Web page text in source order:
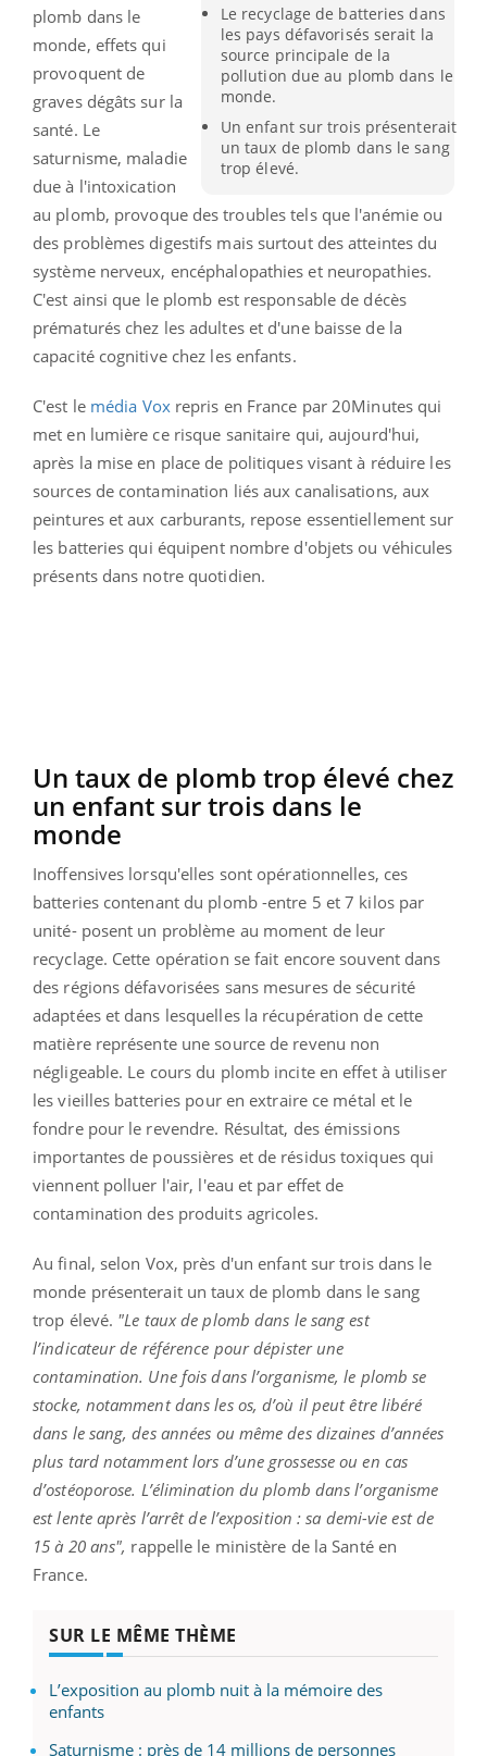
Le recyclage de batteries dans
les pays défavorisés serait la
source principale de la
pollution due au plomb dans le
monde.
Un enfant sur trois présenterait
un taux de plomb dans le sang
trop élevé.
plomb dans le
monde, effets qui
provoquent de
graves dégâts sur la
santé. Le
saturnisme, maladie
due à l'intoxication
au plomb, provoque des troubles tels que l'anémie ou
des problèmes digestifs mais surtout des atteintes du
système nerveux, encéphalopathies et neuropathies.
C'est ainsi que le plomb est responsable de décès
prématurés chez les adultes et d'une baisse de la
capacité cognitive chez les enfants.
C'est le média Voxrepris en France par 20Minutes qui
met en lumière ce risque sanitaire qui, aujourd'hui,
après la mise en place de politiques visant à réduire les
sources de contamination liés aux canalisations, aux
peintures et aux carburants, repose essentiellement sur
les batteries qui équipent nombre d'objets ou véhicules
présents dans notre quotidien.
Un taux de plomb trop élevé chez
un enfant sur trois dans le
monde
Inoffensives lorsqu'elles sont opérationnelles, ces
batteries contenant du plomb -entre 5 et 7 kilos par
unité- posent un problème au moment de leur
recyclage. Cette opération se fait encore souvent dans
des régions défavorisées sans mesures de sécurité
adaptées et dans lesquelles la récupération de cette
matière représente une source de revenu non
négligeable. Le cours du plomb incite en effet à utiliser
les vieilles batteries pour en extraire ce métal et le
fondre pour le revendre. Résultat, des émissions
importantes de poussières et de résidus toxiques qui
viennent polluer l'air, l'eau et par effet de
contamination des produits agricoles.
Au final, selon Vox, près d'un enfant sur trois dans le
monde présenterait un taux de plomb dans le sang
trop élevé. "Le taux de plomb dans le sang est
l’indicateur de référence pour dépister une
contamination. Une fois dans l’organisme, le plomb se
stocke, notamment dans les os, d’où il peut être libéré
dans le sang, des années ou même des dizaines d’années
plus tard notamment lors d’une grossesse ou en cas
d’ostéoporose. L’élimination du plomb dans l’organisme
est lente après l’arrêt de l’exposition : sa demi-vie est de
15 à 20 ans", rappelle le ministère de la Santé en
France.
SUR LE MÊME THÈME
L’exposition au plomb nuit à la mémoire des
enfants
Saturnisme : près de 14 millions de personnes